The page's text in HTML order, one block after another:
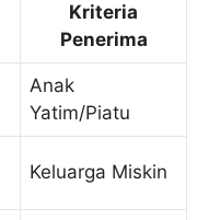
Kriteria
Penerima
Anak
Yatim/Piatu
Keluarga Miskin